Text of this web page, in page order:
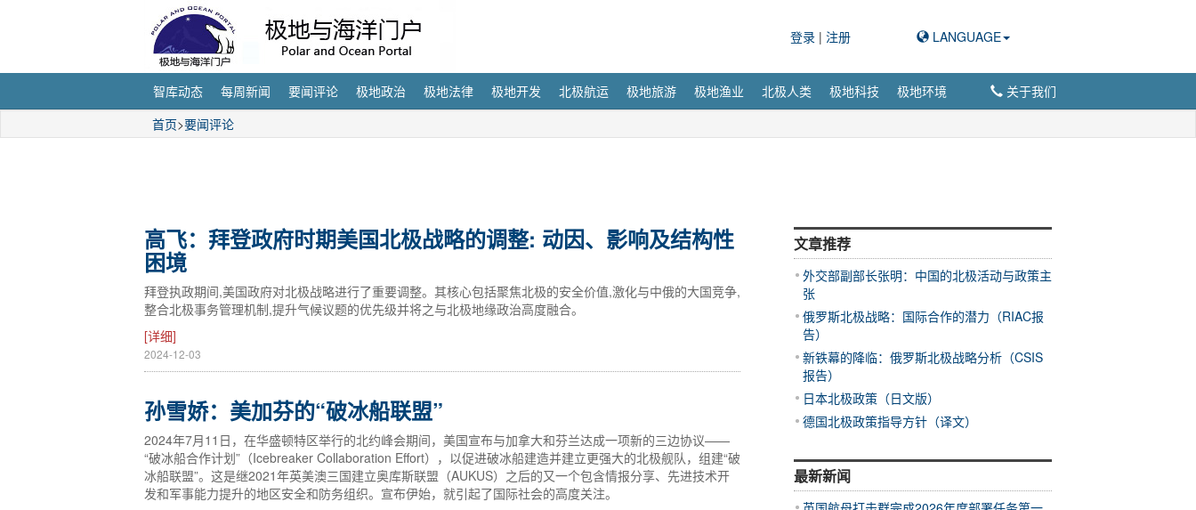
登录 | 注册 LANGUAGE
智库动态 每周新闻 要闻评论 极地政治 极地法律 极地开发 北极航运 极地旅游 极地渔业 北极人类 极地科技 极地环境
关于我们
首页>要闻评论
高飞：拜登政府时期美国北极战略的调整: 动因、影响及结构性
困境
拜登执政期间,美国政府对北极战略进行了重要调整。其核心包括聚焦北极的安全价值,激化与中俄的大国竞争,
整合北极事务管理机制,提升气候议题的优先级并将之与北极地缘政治高度融合。
[详细]
2024-12-03
孙雪娇：美加芬的“破冰船联盟”
2024年7月11日，在华盛顿特区举行的北约峰会期间，美国宣布与加拿大和芬兰达成一项新的三边协议——
“破冰船合作计划”（Icebreaker Collaboration Effort），以促进破冰船建造并建立更强大的北极舰队，组建“破
冰船联盟”。这是继2021年英美澳三国建立奥库斯联盟（AUKUS）之后的又一个包含情报分享、先进技术开
发和军事能力提升的地区安全和防务组织。宣布伊始，就引起了国际社会的高度关注。
文章推荐
外交部副部长张明：中国的北极活动与政策主
张
俄罗斯北极战略：国际合作的潜力（RIAC报
告）
新铁幕的降临：俄罗斯北极战略分析（CSIS
报告）
日本北极政策（日文版）
德国北极政策指导方针（译文）
最新新闻